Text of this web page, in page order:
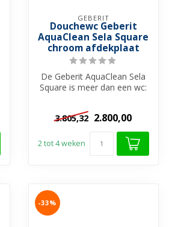
GEBERIT
Douchewc Geberit
AquaClean Sela Square
chroom afdekplaat
De Geberit AquaClean Sela
Square is meer dan een wc:
d...
3.805,32 2.800,00
2 tot 4 weken
-33%